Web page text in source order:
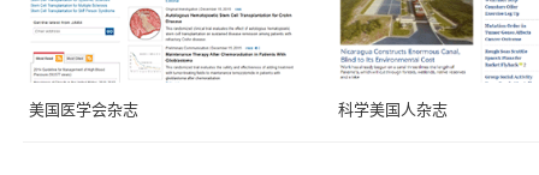
美国医学会杂志 科学美国人杂志